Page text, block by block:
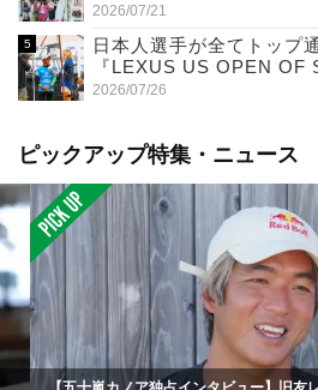
2026/07/21
日本人選手が全てトップ
『LEXUS US OPEN OF
2026/07/26
ピックアップ特集・ニュース